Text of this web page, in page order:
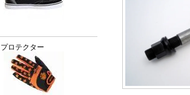
プロテクター